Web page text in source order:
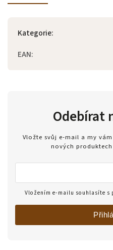
Kategorie:
EAN:
Odebírat
Vložte svůj e-mail a my
nových
Vložením e-mailu souhlasíte s